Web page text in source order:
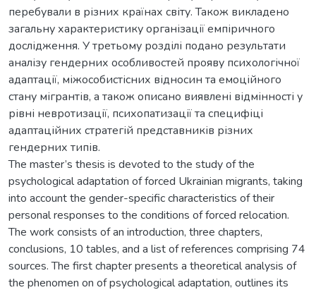
перебували в різних країнах світу. Також викладено
загальну характеристику організації емпіричного
дослідження. У третьому розділі подано результати
аналізу гендерних особливостей прояву психологічної
адаптації, міжособистісних відносин та емоційного
стану мігрантів, а також описано виявлені відмінності у
рівні невротизації, психопатизації та специфіці
адаптаційних стратегій представників різних
гендерних типів.
The master’s thesis is devoted to the study of the
psychological adaptation of forced Ukrainian migrants, taking
into account the gender-specific characteristics of their
personal responses to the conditions of forced relocation.
The work consists of an introduction, three chapters,
conclusions, 10 tables, and a list of references comprising 74
sources. The first chapter presents a theoretical analysis of
the phenomen on of psychological adaptation, outlines its